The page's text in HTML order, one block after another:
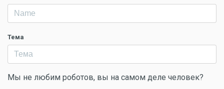
Тема
Мы не любим роботов, вы на самом деле человек?